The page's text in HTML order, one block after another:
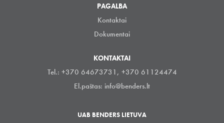
PAGALBA
Kontaktai
Dokumentai
KONTAKTAI
Tel.: +370 64673731, +370 61124474
El.paštas: info@benders.lt
UAB BENDERS LIETUVA